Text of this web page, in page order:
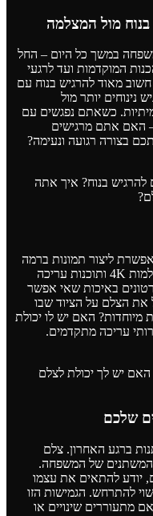
במשך כל היום – החל
המוקדמות ועד לרגעי
מאוד להרגיש בנוח עם
נינוחים יותר מול
כשאתם נפגשים עם
– האם אתם מרגישים
בצורה רגועה ונעימה?
להרגיש בנוח? איך אתה
ליצור תמונות ברמה
גבוהה במיוחד. רחפנים לצילומי אוויר, מצלמות 4K ותוכנות עריכה
באיכות שאי אפשר
את הצלם על הציוד שבו
האם יש לו יכולת
עריכה מתקדמים.
יש לך יכולת לצלם
ברגע האחרון. צלם
המשתנים של המשפחה.
יודע להתאים את עצמו
להתרחש. הגמישות הזו
מתעוררים שינויים או